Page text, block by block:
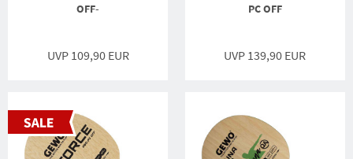
OFF-
UVP 109,90 EUR
PC OFF
UVP 139,90 EUR